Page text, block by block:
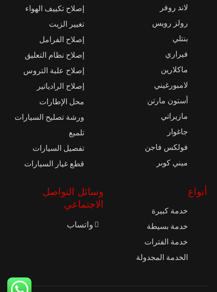
لاند روفر
رولز رويس
بنتلي
فيراري
ماكلارين
لامبورغيني
أستون مارتن
مازيراتي
جاغوار
فولكس فاجن
ميني كوبر
إصلاح تكييف الهواء
تغيير الزيت
إصلاح الفرامل
إصلاح نظام التعليق
إصلاح علبة التروس
إصلاح الرادياتير
محل الإطارات
ورشة تصليح السيارات
تلميع
تفصيل السيارات
قطع غيار السيارات
أنواع
خدمة كبيرة
خدمة بسيطة
خدمة الفترات
الخدمة المجدولة
وسائل التواصل
الاجتماعي
واتساب